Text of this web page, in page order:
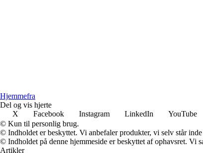
Hjemmefra
Del og vis hjerte
X
Facebook Instagram LinkedIn YouTube
© Kun til personlig brug.
© Indholdet er beskyttet. Vi anbefaler produkter, vi selv står
© Indholdet på denne hjemmeside er beskyttet af ophavsret. Vi
Artikler